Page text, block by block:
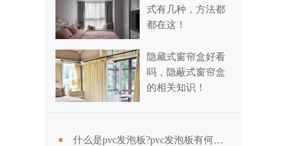
式有几种，方法都
都在这！
隐藏式窗帘盒好看
吗，隐蔽式窗帘盒
的相关知识！
什么是pvc发泡板?pvc发泡板有何特性?